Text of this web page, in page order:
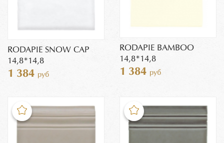
RODAPIE SNOW CAP
14,8*14,8
1 384 руб
RODAPIE BAMBOO
14,8*14,8
1 384 руб